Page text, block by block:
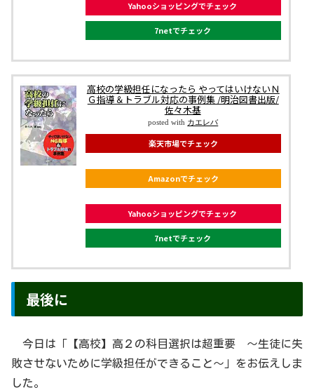
Yahooショッピングでチェック
7netでチェック
高校の学級担任になったら やってはいけないＮ
Ｇ指導＆トラブル対応の事例集 /明治図書出版/
佐々木基
posted with カエレバ
楽天市場でチェック
Amazonでチェック
Yahooショッピングでチェック
7netでチェック
最後に
今日は「【高校】高２の科目選択は超重要 〜生徒に失
敗させないために学級担任ができること〜」をお伝えしま
した。